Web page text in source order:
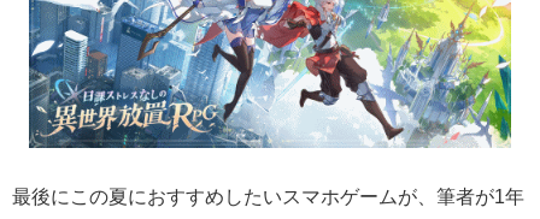
最後にこの夏におすすめしたいスマホゲームが、筆者が1年